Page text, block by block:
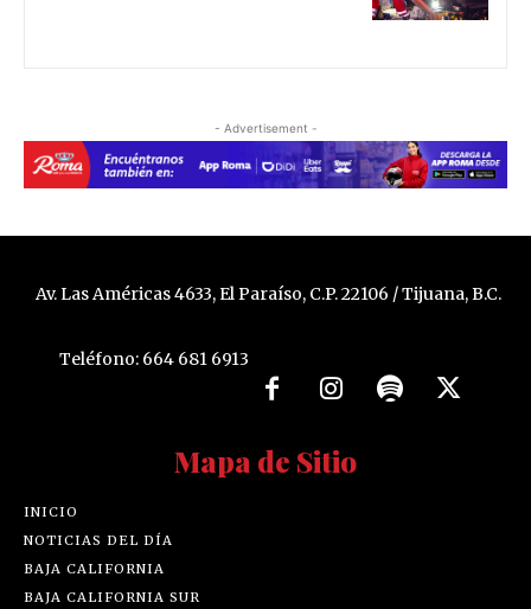
- Advertisement -
Av. Las Américas 4633, El Paraíso, C.P. 22106 / Tijuana, B.C.
Teléfono: 664 681 6913
Mapa de Sitio
INICIO
NOTICIAS DEL DÍA
BAJA CALIFORNIA
BAJA CALIFORNIA SUR